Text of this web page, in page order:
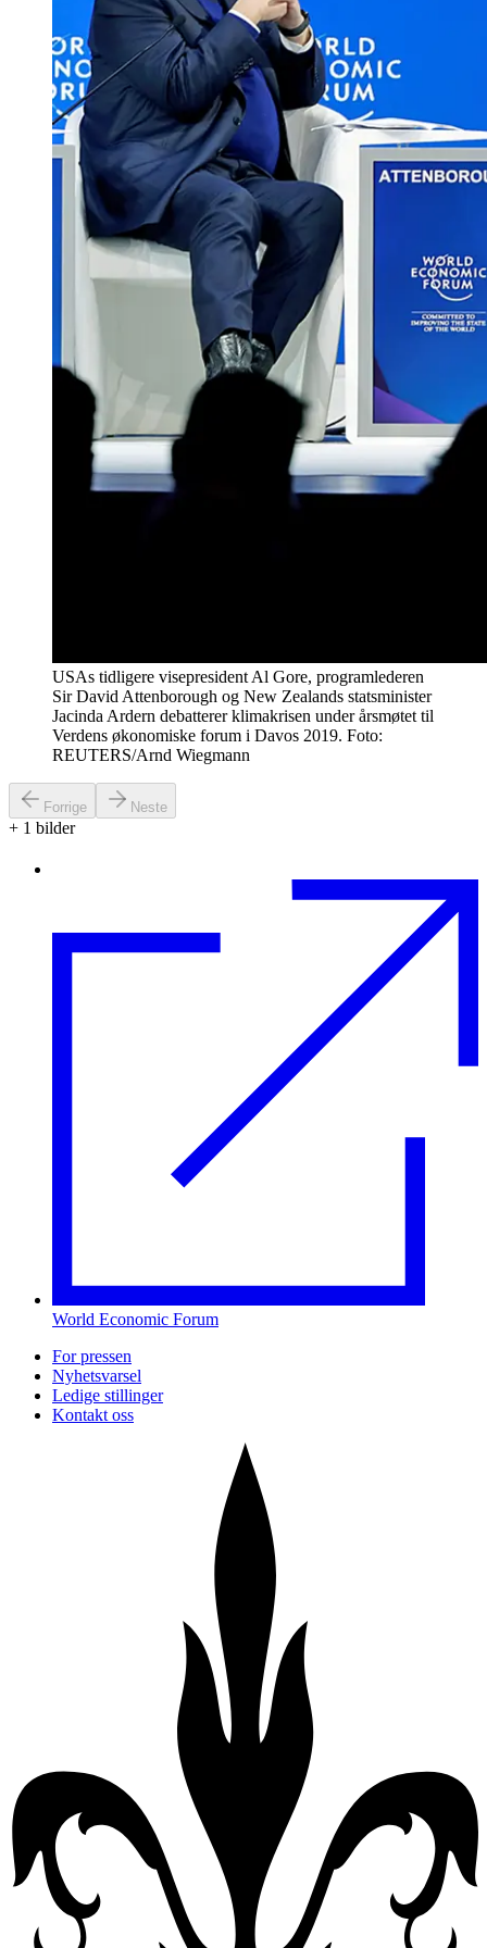
USAs tidligere visepresident Al Gore, programlederen
Sir David Attenborough og New Zealands statsminister
Jacinda Ardern debatterer klimakrisen under årsmøtet til
Verdens økonomiske forum i Davos 2019. Foto:
REUTERS/Arnd Wiegmann
Forrige Neste
+ 1 bilder
World Economic Forum
For pressen
Nyhetsvarsel
Ledige stillinger
Kontakt oss